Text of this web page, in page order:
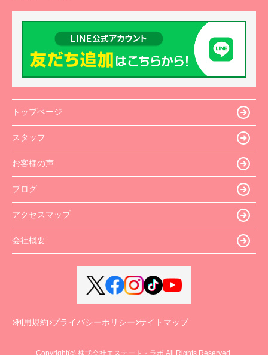
トップページ
スタッフ
お客様の声
ブログ
アクセスマップ
会社概要
利用規約 プライバシーポリシー サイトマップ